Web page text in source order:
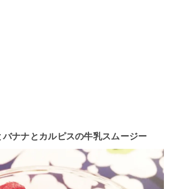
ナナとカルピスの牛乳スムージー